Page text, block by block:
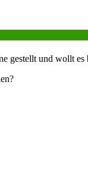
gestellt und wollt es